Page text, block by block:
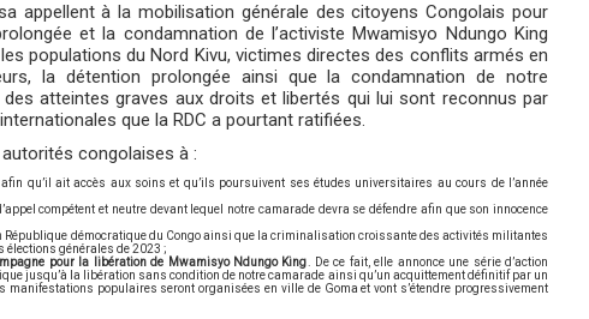
appellent à la mobilisation générale des citoyens Congolais pour
et la condamnation de l’activiste Mwamisyo Ndungo King
populations du Nord Kivu, victimes directes des conflits armés en
la détention prolongée ainsi que la condamnation de notre
atteintes graves aux droits et libertés qui lui sont reconnus par
que la RDC a pourtant ratifiées.
congolaises à :
qu’il ait accès aux soins et qu’ils poursuivent ses études universitaires au cours de l’année
compétent et neutre devant lequel notre camarade devra se défendre afin que son innocence
République démocratique du Congo ainsi que la criminalisation croissante des activités militantes
élections générales de 2023 ;
pour la libération de Mwamisyo Ndungo King. De ce fait, elle annonce une série d’action
jusqu’à la libération sans condition de notre camarade ainsi qu’un acquittement définitif par un
populaires seront organisées en ville de Goma et vont s’étendre progressivement